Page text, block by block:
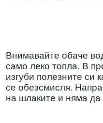
Внимавайте обаче
само леко топла. В
изгуби полезните си
се обезсмисля.
на шлаките и няма да